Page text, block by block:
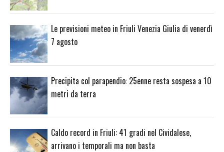
Le previsioni meteo in Friuli Venezia Giulia di venerdì
7 agosto
Precipita col parapendio: 25enne resta sospesa a 10
metri da terra
Caldo record in Friuli: 41 gradi nel Cividalese,
arrivano i temporali ma non basta